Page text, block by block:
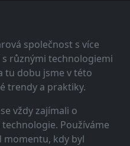
společnost s více
různými technologiemi
tu dobu jsme v této
trendy a praktiky.
vždy zajímali o
Používáme
momentu, kdy byl